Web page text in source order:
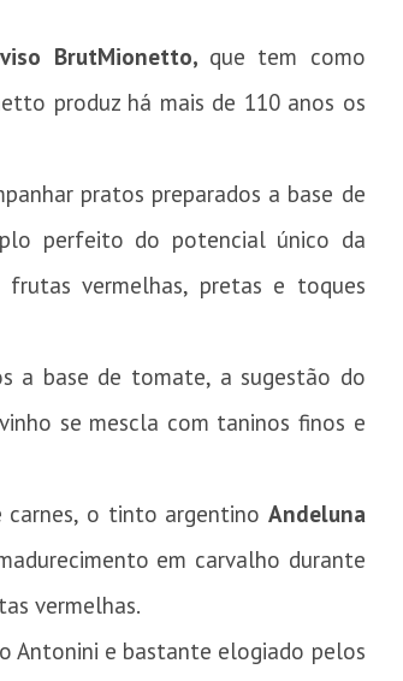
BrutMionetto, que tem como
produz há mais de 110 anos os
pratos preparados a base de
perfeito do potencial único da
vermelhas, pretas e toques
a base de tomate, a sugestão do
se mescla com taninos finos e
carnes, o tinto argentino Andeluna
em carvalho durante
vermelhas.
Antonini e bastante elogiado pelos